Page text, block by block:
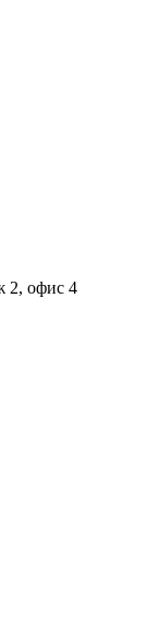
2, офис 4